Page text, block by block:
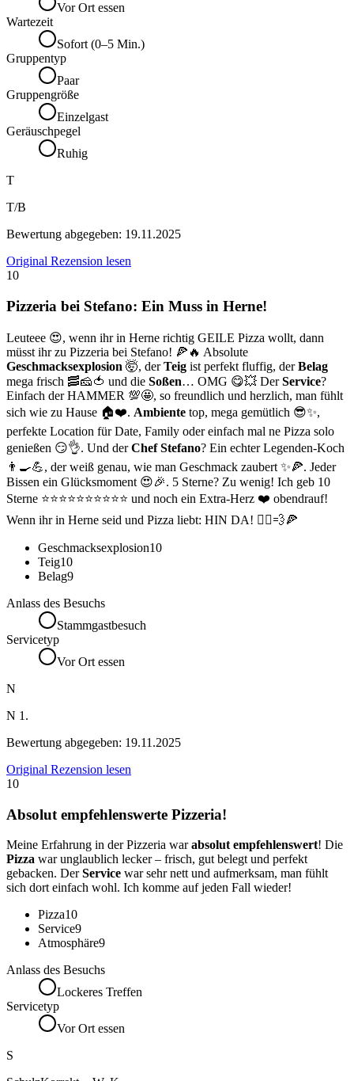
Vor Ort essen
Wartezeit
Sofort (0–5 Min.)
Gruppentyp
Paar
Gruppengröße
Einzelgast
Geräuschpegel
Ruhig
T
T/B
Bewertung abgegeben: 19.11.2025
Original Rezension lesen
10
Pizzeria bei Stefano: Ein Muss in Herne!
Leuteee 😍, wenn ihr in Herne richtig GEILE Pizza wollt, dann
müsst ihr zu Pizzeria bei Stefano! 🍕🔥 Absolute
Geschmacksexplosion 🤯, derTeig ist perfekt fluffig, derBelag
mega frisch 🥓🧀🍅 und die Soßen… OMG 😋💥 DerService?
Einfach der HAMMER 💯🤩, so freundlich und herzlich, man fühlt
sich wie zu Hause 🏠❤️. Ambiente top, mega gemütlich 😎✨,
perfekte Location für Date, Family oder einfach mal ne Pizza solo
genießen 😏👌. Und derChef Stefano? Ein echter Legenden-Koch
👨‍🍳💪, der weiß genau, wie man Geschmack zaubert ✨🍕. Jeder
Bissen ein Glücksmoment 😍🎉. 5 Sterne? Zu wenig! Ich geb 10
Sterne ⭐⭐⭐⭐⭐⭐⭐⭐⭐⭐ und noch ein Extra-Herz ❤️ obendrauf!
Wenn ihr in Herne seid und Pizza liebt: HIN DA! 🏃‍♂️💨🍕
Geschmacksexplosion10
Teig10
Belag9
Anlass des Besuchs
Stammgastbesuch
Servicetyp
Vor Ort essen
N
N 1.
Bewertung abgegeben: 19.11.2025
Original Rezension lesen
10
Absolut empfehlenswerte Pizzeria!
Meine Erfahrung in der Pizzeria warabsolut empfehlenswert! Die
Pizza war unglaublich lecker – frisch, gut belegt und perfekt
gebacken. DerService war sehr nett und aufmerksam, man fühlt
sich dort einfach wohl. Ich komme auf jeden Fall wieder!
Pizza10
Service9
Atmosphäre9
Anlass des Besuchs
Lockeres Treffen
Servicetyp
Vor Ort essen
S